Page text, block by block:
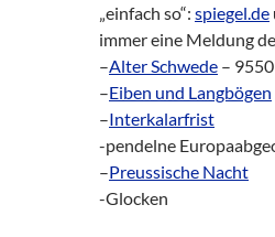
„einfach so“: spiegel.de
immer eine Meldung
–Alter Schwede –
–Eiben und Langbögen
–Interkalarfrist
-pendelne
–Preussische Nacht
-Glocken